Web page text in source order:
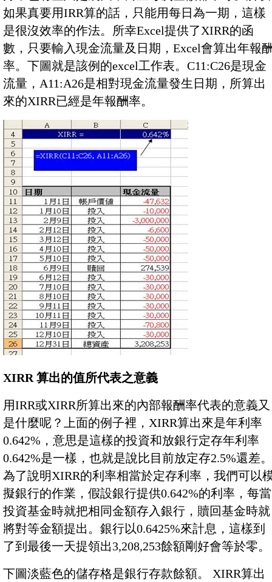
如果真要用IRR算的話，只能用每日為一期，這樣
是很沒效率的作法。所幸Excel提供了XIRR的函
數，只要輸入現金流量及日期，Excel會算出年報
率。下圖就是該例的excel工作表。C11:C26是現金
流量，A11:A26是相對現金流量發生日期，所算出
來的XIRR已經是年報酬率。
XIRR 算出的值所代表之意義
用IRR或XIRR所算出來的內部報酬率代表的意義又
是什麼呢？上面的例子裡，XIRR算出來是年利率
0.642%，意思是這樣的投資和放銀行定存年利率
0.642%是一樣，也就是說比目前放定存2.5%還差。
為了說明XIRR的利率相當於定存利率，我們可以
擬銀行的作業，假設銀行提供0.642%的利率，每當
投資基金時就把相同金額存入銀行，贖回基金時就
將對等金額提出。銀行以0.6425%來計息，這樣到
了到最後一天提領出3,208,253餘額剛好會等於零。
下圖淡藍色的儲存格是銀行存款餘額。 XIRR算出